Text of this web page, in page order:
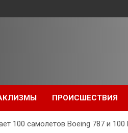
ПРОИСШЕСТВИЯ
100 самолетов Boeing 787 и 100